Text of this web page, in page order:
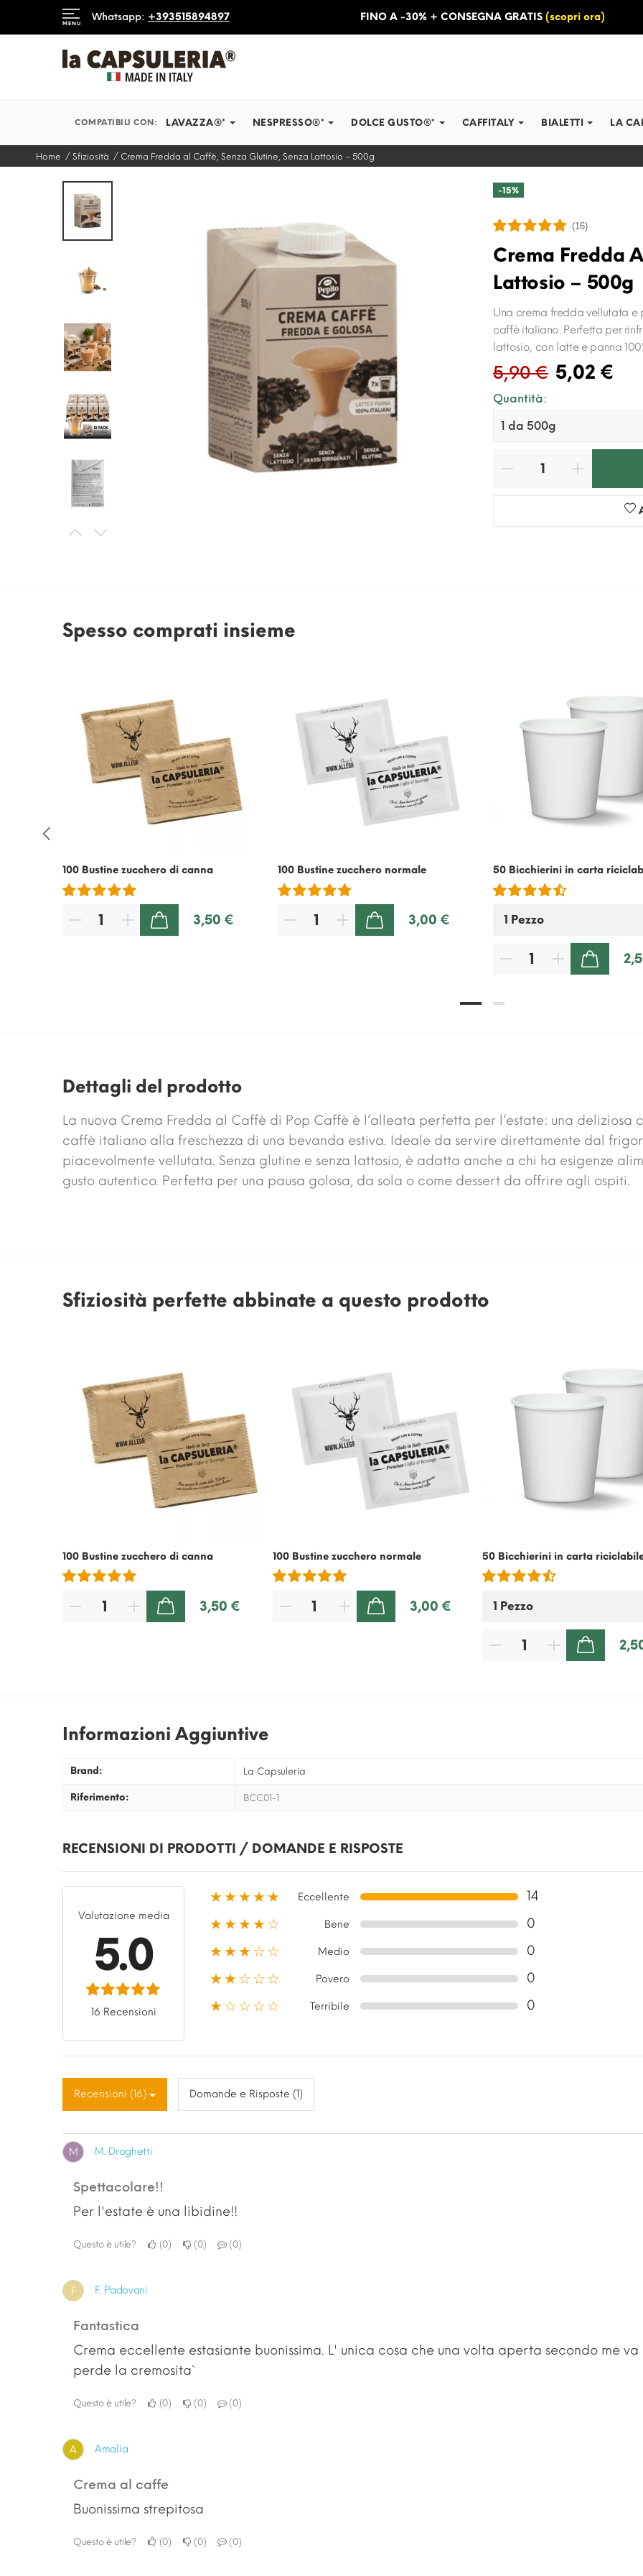
INFORMAZIONI BLOG
MENU
Whatsapp: +393515894897
IN TEMPI RECORD FINO A -30% + CONSEGNA GRATIS (scopri ora)
COMPATIBILI CON: LAVAZZA®* NESPRESSO®* DOLCE GUSTO®* CAFFITALY BIALETTI LA
Home Sfiziosità Crema Fredda al Caffè, Senza Glutine, Senza Lattosio – 500g
-15%
(16)
Crema Fredda
Lattosio – 500g
Una crema fredda vellutata e
caffè italiano. Perfetta per
lattosio, con latte e panna
5,90 € 5,02 €
Quantità:
Spesso comprati insieme
100 Bustine zucchero di canna
3,50 €
100 Bustine zucchero normale
3,00 €
50 Bicchierini in carta
Dettagli del prodotto
La nuova Crema Fredda al Caffè di Pop Caffè è l’alleata perfetta per l’estate: una deliziosa
caffè italiano alla freschezza di una bevanda estiva. Ideale da servire direttamente dal
piacevolmente vellutata. Senza glutine e senza lattosio, è adatta anche a chi ha esigenze
gusto autentico. Perfetta per una pausa golosa, da sola o come dessert da offrire agli ospiti.
Sfiziosità perfette abbinate a questo prodotto
100 Bustine zucchero di canna
3,50 €
100 Bustine zucchero normale
3,00 €
50 Bicchierini in carta
Informazioni Aggiuntive
Brand: La Capsuleria
Riferimento: BCC01-1
RECENSIONI DI PRODOTTI / DOMANDE E RISPOSTE
Valutazione media
5.0
16 Recensioni
★★★★★ Eccellente
14
★★★★☆
Bene
0
★★★☆☆
Medio
0
★★☆☆☆
Povero
0
★☆☆☆☆
Terribile 0
Recensioni (16) Domande e Risposte (1)
M M. Droghetti
Spettacolare!!
Per l'estate è una libidine!!
Questo è utile? 0 0 0
F F. Padovani
Fantastica
Crema eccellente estasiante buonissima. L' unica cosa che una volta aperta secondo me
perde la cremosita`
Questo è utile? 0 0 0
A Amalia
Crema al caffe
Buonissima strepitosa
Questo è utile? 0 0 0